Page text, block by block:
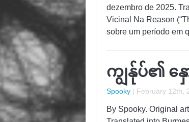
dezembro de 2025.
Vicinal Na Reason
sobre um período em
ကျွန်ုပ်၏ နှေ
Spooky | February 12th,
By Spooky. Original